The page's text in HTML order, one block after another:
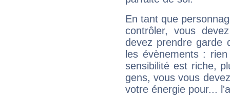
En tant que
contrôler, vous
devez prendre garde
les évènements :
sensibilité est riche,
gens, vous vous
votre énergie pour...